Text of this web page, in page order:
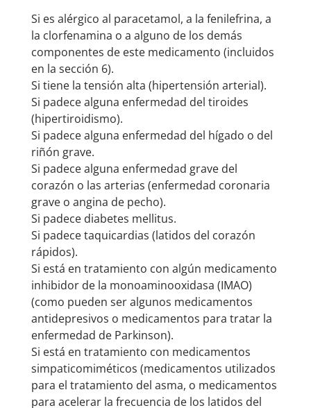
Si es alérgico al paracetamol, a la fenilefrina, a
la clorfenamina o a alguno de los demás
componentes de este medicamento (incluidos
en la sección 6).
Si tiene la tensión alta (hipertensión arterial).
Si padece alguna enfermedad del tiroides
(hipertiroidismo).
Si padece alguna enfermedad del hígado o del
riñón grave.
Si padece alguna enfermedad grave del
corazón o las arterias (enfermedad coronaria
grave o angina de pecho).
Si padece diabetes mellitus.
Si padece taquicardias (latidos del corazón
rápidos).
Si está en tratamiento con algún medicamento
inhibidor de la monoaminooxidasa (IMAO)
(como pueden ser algunos medicamentos
antidepresivos o medicamentos para tratar la
enfermedad de Parkinson).
Si está en tratamiento con medicamentos
simpaticomiméticos (medicamentos utilizados
para el tratamiento del asma, o medicamentos
para acelerar la frecuencia de los latidos del